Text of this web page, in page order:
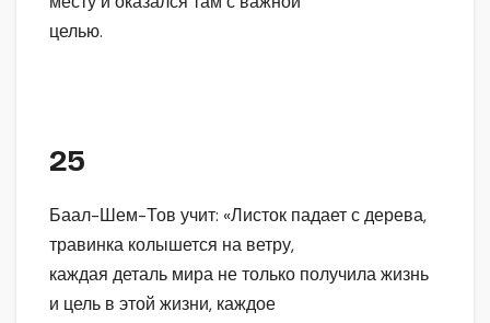
целью.
25
Баал-Шем-Тов учит: «Листок падает с дерева,
травинка колышется на ветру,
каждая деталь мира не только получила жизнь
и цель в этой жизни, каждое